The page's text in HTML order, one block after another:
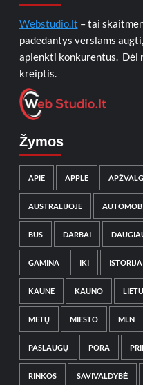
Webstudio.lt – tai
padedantys verslams
aplenkti konkurentus. Dėl
kreiptis.
Žymos
APIE APPLE
AUSTRALIJOJE
BUS DARBAI
GAMINA IKI ISTORIJA
KAUNE KAUNO
METŲ MIESTO MLN
PASLAUGŲ PORA
RINKOS SAVIVALDYBĖ